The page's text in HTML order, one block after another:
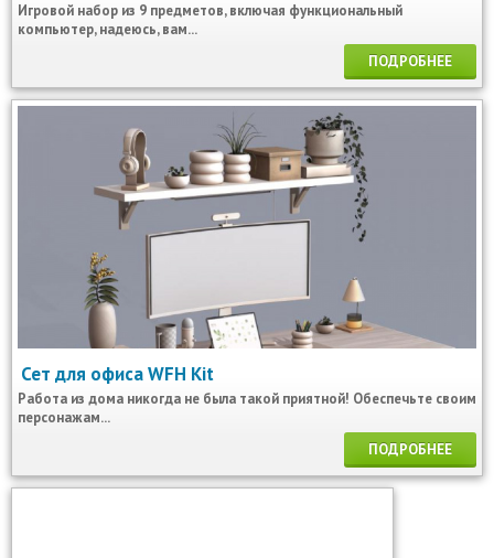
Игровой набор из 9 предметов, включая функциональный
компьютер, надеюсь, вам...
ПОДРОБНЕЕ
Сет для офиса WFH Kit
Работа из дома никогда не была такой приятной! Обеспечьте своим
персонажам...
ПОДРОБНЕЕ